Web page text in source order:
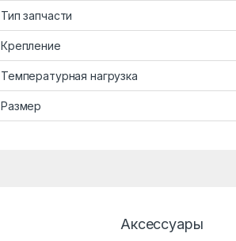
Тип запчасти
Крепление
Температурная нагрузка
Размер
Аксессуары